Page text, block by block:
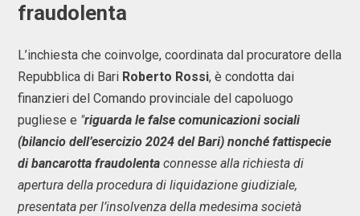
fraudolenta
L’inchiesta che coinvolge, coordinata dal procuratore della
Repubblica di Bari Roberto Rossi, è condotta dai
finanzieri del Comando provinciale del capoluogo
pugliese e "riguarda le false comunicazioni sociali
(bilancio dell’esercizio 2024 del Bari) nonché fattispecie
di bancarotta fraudolenta connesse alla richiesta di
apertura della procedura di liquidazione giudiziale,
presentata per l’insolvenza della medesima società